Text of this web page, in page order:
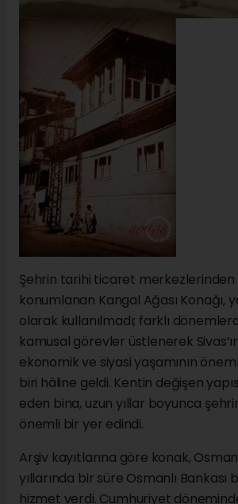
Şehrin tarihi ticaret merkezlerinden
konumlanan Kangal Ağası Konağı,
olarak kullanılmadı; farklı
kamusal görevler üstlenerek
ekonomik ve siyasi yaşamının
biri hâline geldi. Kentin değişen
eden bina, uzun yıllar boyunca
önemli bir yer edindi.
Arşiv kayıtlarına göre konak,
yıllarında bir süre Osmanlı Bankası
hizmet verdi. Cumhuriyet